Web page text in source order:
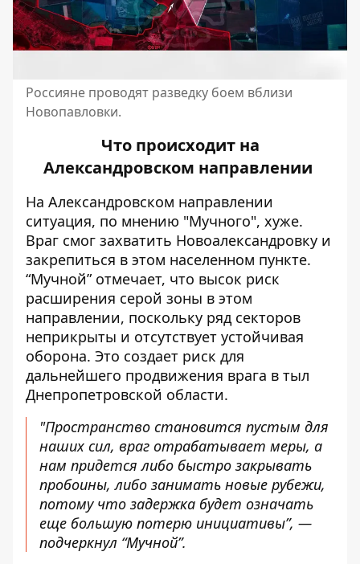
Россияне проводят разведку боем вблизи
Новопавловки.
Что происходит на
Александровском направлении
На Александровском направлении
ситуация, по мнению "Мучного", хуже.
Враг смог захватить Новоалександровку и
закрепиться в этом населенном пункте.
“Мучной” отмечает, что высок риск
расширения серой зоны в этом
направлении, поскольку ряд секторов
неприкрыты и отсутствует устойчивая
оборона. Это создает риск для
дальнейшего продвижения врага в тыл
Днепропетровской области.
"Пространство становится пустым для
наших сил, враг отрабатывает меры, а
нам придется либо быстро закрывать
пробоины, либо занимать новые рубежи,
потому что задержка будет означать
еще большую потерю инициативы”, —
подчеркнул “Мучной”.